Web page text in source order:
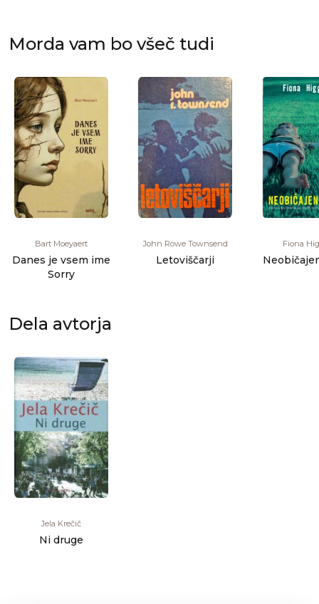
Morda vam bo všeč tudi
Bart Moeyaert
Danes je vsem ime
Sorry
John Rowe Townsend
Letoviščarji
Fiona
Dela avtorja
Jela Krečič
Ni druge